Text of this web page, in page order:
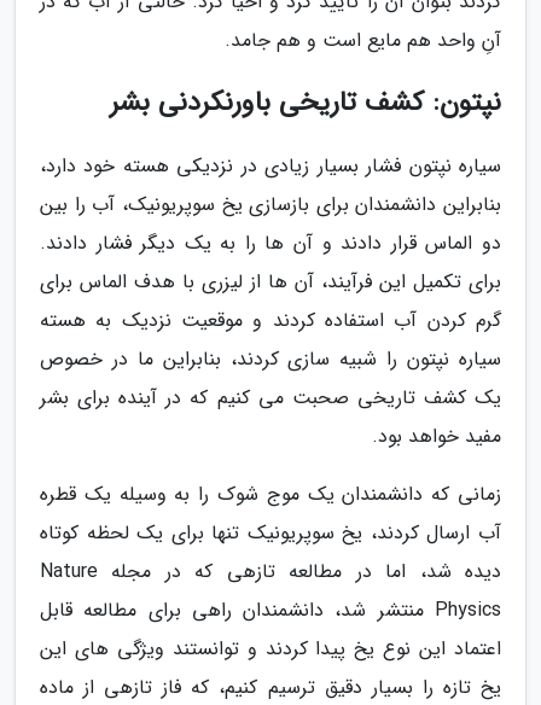
آنِ واحد هم مایع است و هم جامد.
نپتون: کشف تاریخی باورنکردنی بشر
سیاره نپتون فشار بسیار زیادی در نزدیکی هسته خود دارد،
بنابراین دانشمندان برای بازسازی یخ سوپریونیک، آب را بین
دو الماس قرار دادند و آن ها را به یک دیگر فشار دادند.
برای تکمیل این فرآیند، آن ها از لیزری با هدف الماس برای
گرم کردن آب استفاده کردند و موقعیت نزدیک به هسته
سیاره نپتون را شبیه سازی کردند، بنابراین ما در خصوص
یک کشف تاریخی صحبت می کنیم که در آینده برای بشر
مفید خواهد بود.
زمانی که دانشمندان یک موج شوک را به وسیله یک قطره
آب ارسال کردند، یخ سوپریونیک تنها برای یک لحظه کوتاه
دیده شد، اما در مطالعه تازهی که در مجله Nature
Physics منتشر شد، دانشمندان راهی برای مطالعه قابل
اعتماد این نوع یخ پیدا کردند و توانستند ویژگی های این
یخ تازه را بسیار دقیق ترسیم کنیم، که فاز تازهی از ماده